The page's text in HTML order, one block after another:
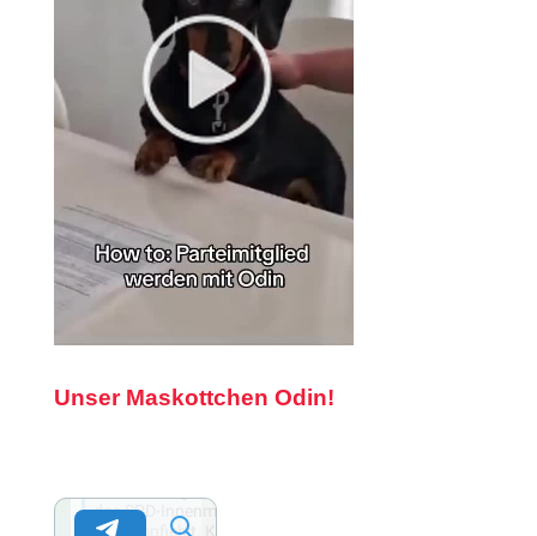
Unser Maskottchen Odin!